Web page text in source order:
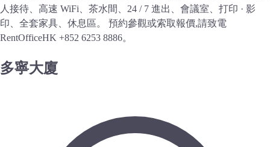
人接待、高速 WiFi、茶水間、24 / 7 進出、會議室、打印 · 影
印、全套家具、休息區。 預約參觀或索取報價,請致電
RentOfficeHK +852 6253 8886。
多寧大廈